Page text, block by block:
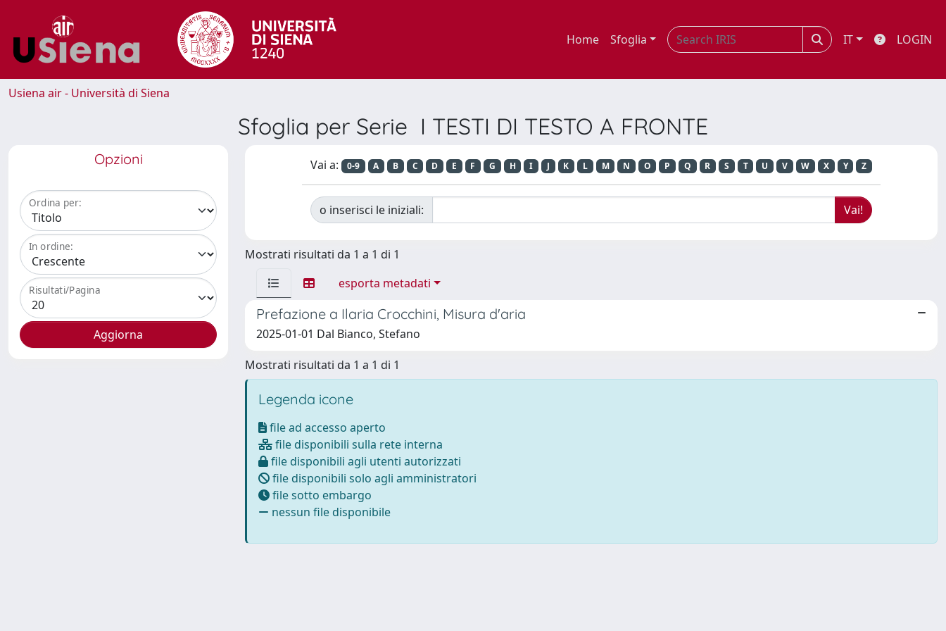
Home Sfoglia IT LOGIN
Usiena air - Università di Siena
Sfoglia per Serie I TESTI DI TESTO A FRONTE
Opzioni
Ordina per:
In ordine:
Risultati/Pagina
Vai a: 0-9 A B C D E F G H I J K L M N O P Q R S T U V W X Y Z
o inserisci le iniziali:
Mostrati risultati da 1 a 1 di 1
esporta metadati
Prefazione a Ilaria Crocchini, Misura d'aria
2025-01-01 Dal Bianco, Stefano
Mostrati risultati da 1 a 1 di 1
Legenda icone
file ad accesso aperto
file disponibili sulla rete interna
file disponibili agli utenti autorizzati
file disponibili solo agli amministratori
file sotto embargo
nessun file disponibile